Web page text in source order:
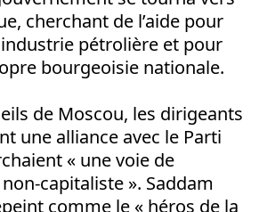
cherchant de l’aide pour
pétrolière et pour
bourgeoisie nationale.
de Moscou, les dirigeants
une alliance avec le Parti
« une voie de
capitaliste ». Saddam
comme le « héros de la